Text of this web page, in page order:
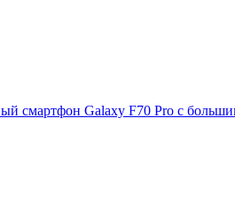
смартфон Galaxy F70 Pro с